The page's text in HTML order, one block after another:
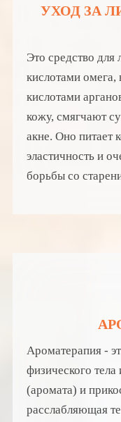
УХОД ЗА
Это средство
кислотами
кислотами
кожу, смягчают
акне. Оно питает
эластичность и
борьбы со
Ароматерапия -
физического
(аромата) и
расслабляющая